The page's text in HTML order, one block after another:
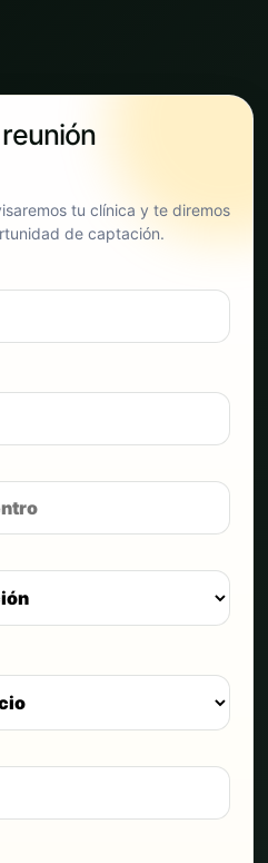
tu clínica y te diremos
de captación.